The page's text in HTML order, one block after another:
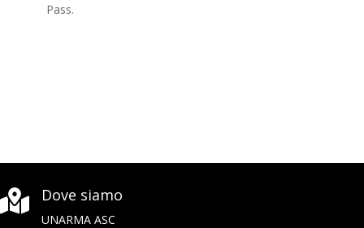
Pass.
 Dove siamo
UNARMA ASC